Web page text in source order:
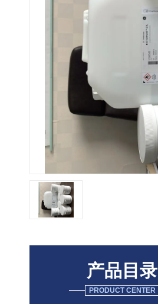
产品目录
PRODUCT CENTER